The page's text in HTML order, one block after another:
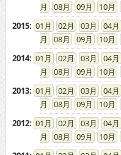
08
09 10
2015: 01 02 03 04
08
09 10
2014: 01 02 03 04
08
09 10
2013: 01 02 03 04
08
09 10
2012: 01 02 03 04
08
09 10